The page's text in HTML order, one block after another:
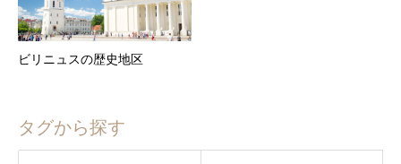
ビリニュスの歴史地区
タグから探す